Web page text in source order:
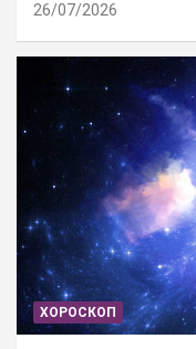
26/07/2026
ХОРОСКОП